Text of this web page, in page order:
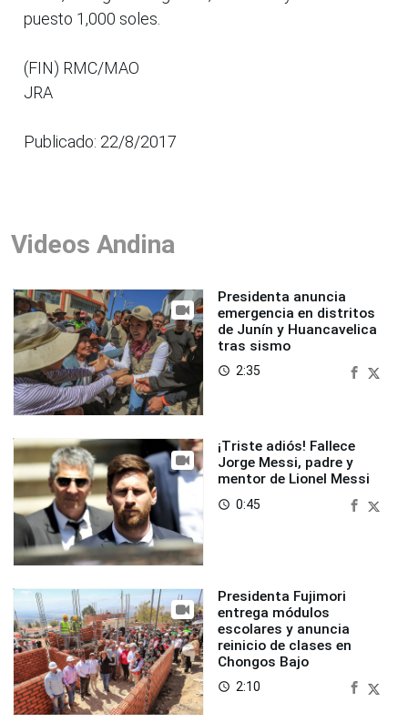
puesto 1,000 soles.
(FIN) RMC/MAO
JRA
Publicado: 22/8/2017
Videos Andina
Presidenta anuncia
emergencia en distritos
de Junín y Huancavelica
tras sismo
access_time 2:35
¡Triste adiós! Fallece
Jorge Messi, padre y
mentor de Lionel Messi
access_time 0:45
Presidenta Fujimori
entrega módulos
escolares y anuncia
reinicio de clases en
Chongos Bajo
access_time 2:10